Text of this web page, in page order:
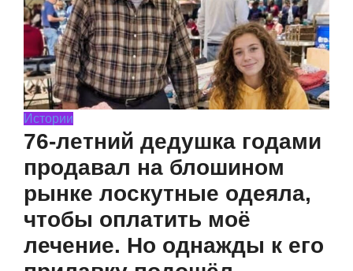
Истории
76-летний дедушка годами
продавал на блошином
рынке лоскутные одеяла,
чтобы оплатить моё
лечение. Но однажды к его